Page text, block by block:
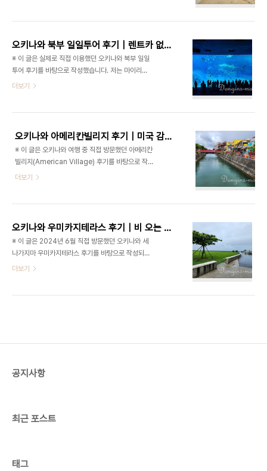
기회가 잘 생기지 않다가 드디어 다녀오게 되었습니
께 확인해 주세요. 오키나와 여행을 준비하면서 “오
키나와다운 장소”가 어디일까 찾아보다가 알게 된 곳
이 바로 나미노우에 신사였습니다. 오키나와에는 바
다와 관련된 관광지가 굉장히 많지만, 바다 절벽 위에
자리한 신사라는 분위기가 굉장히 독특하게 느껴졌
이 좋았고, 여행 일정 중 잠시 들르기에도 부담이 적
오키나와 북부 일일투어 후기｜렌트카 없이 만좌모·추라우미수족관·코우리지마 다녀온 실제 후기
※ 이 글은 실제로 직접 이용했던 오키나와 북부 일일
투어 후기를 바탕으로 작성했습니다. 저는 마이리얼
트립 파트너로 활동하고 있지만, 직접 예약하거나 실
게 일정 수수료가 발생할 수 있습니다. 만좌모, 오카
시고텐, 추라우미수족관, 코우리지마, 아메리칸빌리
지까지 하루에 이동했던 실제 분위기와 장단점, 아이
와 함께 이동했을 때 느낀 점까지 함께 정리해보겠습
니다. 오키나와 여행을 준비하면서 가장 고민했던 부
오키나와는 생각보다 대중교통 이동이 편한 지역은
편..
더보기
오키나와 아메리칸빌리지 후기｜미국 감성과 바다·쇼핑·야경까지 모두 즐길 수 있었던 곳
※ 이 글은 오키나와 여행 중 직접 방문했던 아메리칸
빌리지(American Village) 후기를 바탕으로 작성
했습니다. 실제 방문 분위기와 쇼핑·식사·야경 분위
전 최신 정보도 함께 확인해 주세요. 오키나와 여행을
준비하면서 가장 자주 보였던 장소 중 하나가 바로 아
메리칸빌리지였습니다. 처음에는 단순히 쇼핑몰이나
관광지 정도로 생각했는데, 실제로 방문해보니 바다
와 쇼핑, 식사와 카페, 야경 분위기까지 함께 즐길 수
히 전체 분위기가 미국 서부 느낌처럼 꾸며져 있어서
더보기
오키나와 우미카지테라스 후기｜비 오는 날 방문한 나하공항 근처 바다뷰 카페
※ 이 글은 2024년 6월 직접 방문했던 오키나와 세
나가지마 우미카지테라스 후기를 바탕으로 작성되었
습니다. 비 오는 날 방문했던 실제 분위기와 바다 풍
좋았습니다.맑은 오키나와 바다를 기대하고 갔던 만
더보기
공지사항
최근 포스트
태그